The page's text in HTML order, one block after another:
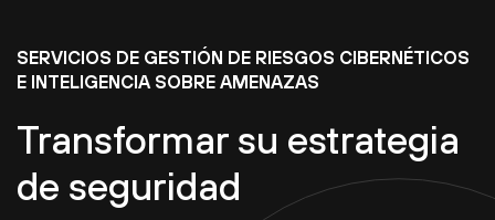
SERVICIOS DE GESTIÓN DE RIESGOS CIBERNÉTICOS
E INTELIGENCIA SOBRE AMENAZAS
Transformar su estrategia
de seguridad